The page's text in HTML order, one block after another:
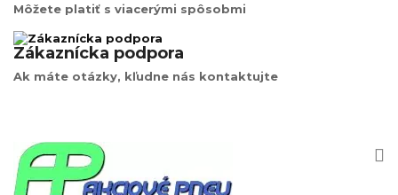
Môžete platiť s viacerými spôsobmi
Zákaznícka podpora
Ak máte otázky, kľudne nás kontaktujte

